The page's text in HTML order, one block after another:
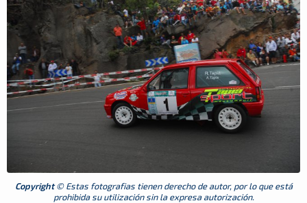
Copyright© Estas fotografias tienen derecho de autor, por lo que está
prohibida su utilización sin la expresa autorización.